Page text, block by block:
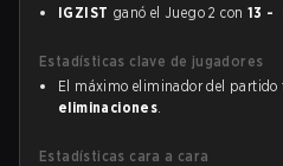
IGZIST ganó el Juego 2 con 13 -
Estadísticas clave de jugadores
El máximo eliminador del partido
eliminaciones.
Estadísticas cara a cara